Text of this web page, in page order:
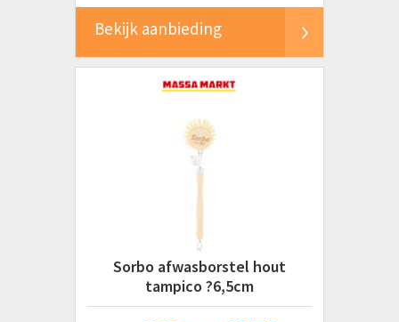
Bekijk aanbieding
Sorbo afwasborstel hout
tampico ?6,5cm